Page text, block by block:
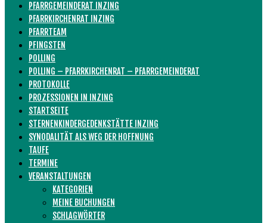
PFARRGEMEINDERAT INZING
PFARRKIRCHENRAT INZING
PFARRTEAM
PFINGSTEN
POLLING
POLLING – PFARRKIRCHENRAT – PFARRGEMEINDERAT
PROTOKOLLE
PROZESSIONEN IN INZING
STARTSEITE
STERNENKINDERGEDENKSTÄTTE INZING
SYNODALITÄT ALS WEG DER HOFFNUNG
TAUFE
TERMINE
VERANSTALTUNGEN
KATEGORIEN
MEINE BUCHUNGEN
SCHLAGWÖRTER